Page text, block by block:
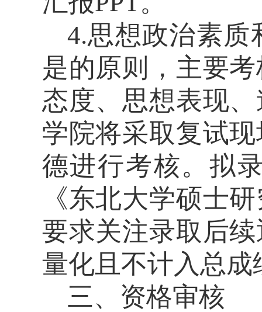
4.思想政治素质
是的原则，主要
态度、思想表现
学院将采取复试
德进行考核。拟
《东北大学硕士
要求关注录取后
量化且不计入总成
三、资格审核